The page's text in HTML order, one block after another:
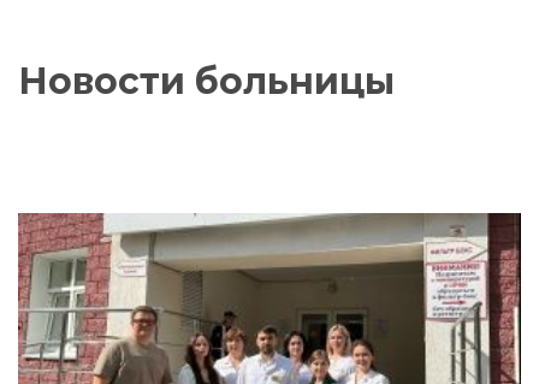
Новости больницы